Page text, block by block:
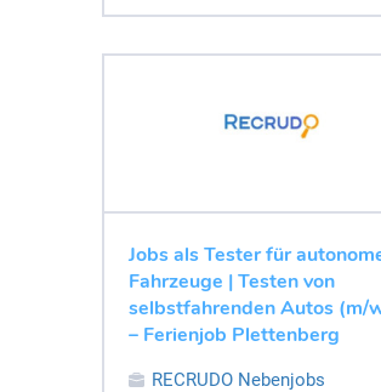
Jobs als Tester für
Fahrzeuge | Testen von
selbstfahrenden Autos (m/
– Ferienjob Plettenberg
RECRUDO Nebenjobs